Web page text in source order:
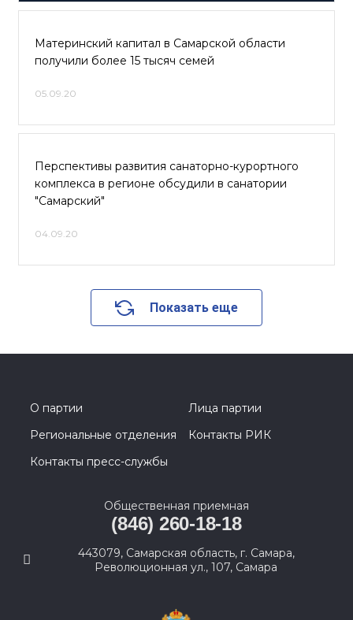
Материнский капитал в Самарской области
получили более 15 тысяч семей
05.09.20
Перспективы развития санаторно-курортного
комплекса в регионе обсудили в санатории
"Самарский"
04.09.20
Показать еще
О партии
Лица партии
Региональные отделения
Контакты РИК
Контакты пресс-службы
Общественная приемная
(846) 260-18-18
443079, Самарская область, г. Самара,
Революционная ул., 107, Самара